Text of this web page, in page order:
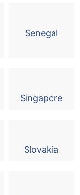
Senegal
Singapore
Slovakia